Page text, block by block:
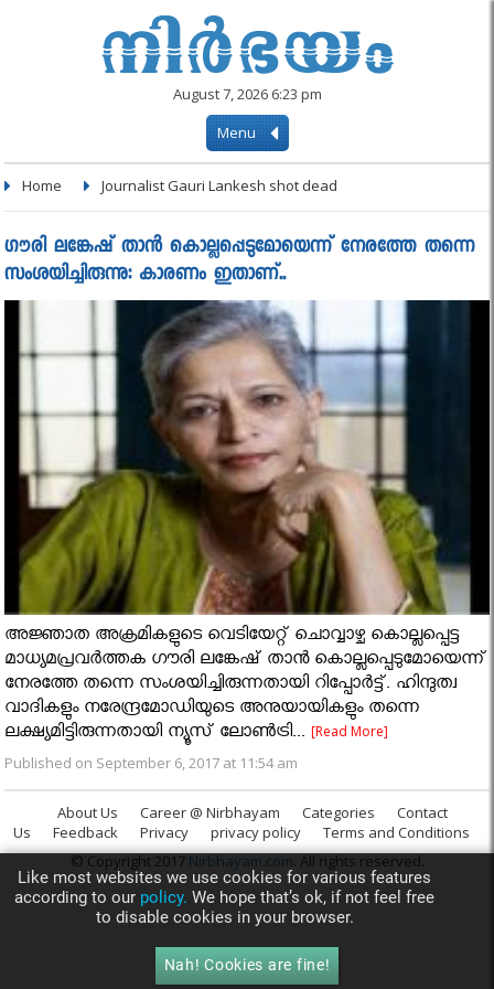
August 7, 2026 6:23 pm
Menu
Home Journalist Gauri Lankesh shot dead
ഗൗരി ലങ്കേഷ് താന്‍ കൊല്ലപ്പെടുമോയെന്ന് നേരത്തേ തന്നെ
സംശയിച്ചിരുന്നു: കാരണം ഇതാണ്..
അജ്ഞാത അക്രമികളുടെ വെടിയേറ്റ് ചൊവ്വാഴ്ച കൊല്ലപ്പെട്ട
മാധ്യമപ്രവര്‍ത്തക ഗൗരി ലങ്കേഷ് താന്‍ കൊല്ലപ്പെടുമോയെന്ന്
നേരത്തേ തന്നെ സംശയിച്ചിരുന്നതായി റിപ്പോര്‍ട്ട്. ഹിന്ദുത്വ
വാദികളും നരേന്ദ്രമോഡിയുടെ അനുയായികളും തന്നെ
ലക്ഷ്യമിട്ടിരുന്നതായി ന്യൂസ് ലോണ്‍ട്രി...[Read More]
Published on September 6, 2017 at 11:54 am
About Us Career @ Nirbhayam Categories
Contact
Us
Feedback Privacy privacy policy
Terms and Conditions
© Copyright 2017 Nirbhayam.com. All rights reserved.
Like most websites we use cookies for various features
according to our policy. We hope that’s ok, if not feel free
to disable cookies in your browser.
Nah! Cookies are fine!